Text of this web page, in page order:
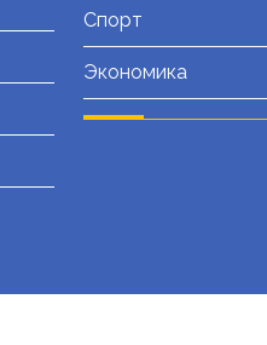
Спорт
Экономика